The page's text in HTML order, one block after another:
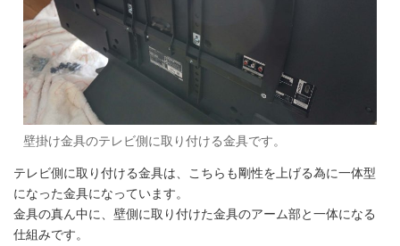
壁掛け金具のテレビ側に取り付ける金具です。
テレビ側に取り付ける金具は、こちらも剛性を上げる為に一体型
になった金具になっています。
金具の真ん中に、壁側に取り付けた金具のアーム部と一体になる
仕組みです。